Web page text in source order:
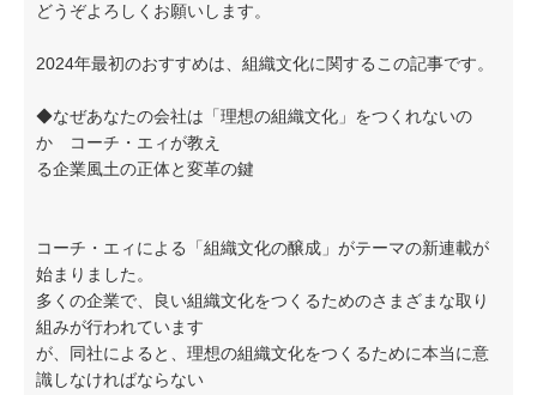
どうぞよろしくお願いします。
2024年最初のおすすめは、組織文化に関するこの記事です。
◆なぜあなたの会社は「理想の組織文化」をつくれないの
か コーチ・エィが教え
る企業風土の正体と変革の鍵
コーチ・エィによる「組織文化の醸成」がテーマの新連載が
始まりました。
多くの企業で、良い組織文化をつくるためのさまざまな取り
組みが行われています
が、同社によると、理想の組織文化をつくるために本当に意
識しなければならない